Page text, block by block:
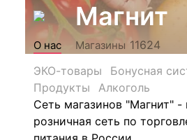
Магнит
О нас Магазины 11624
ЭКО-товары
Бонусная
Продукты
Алкоголь
Сеть магазинов "Магнит" -
розничная сеть по